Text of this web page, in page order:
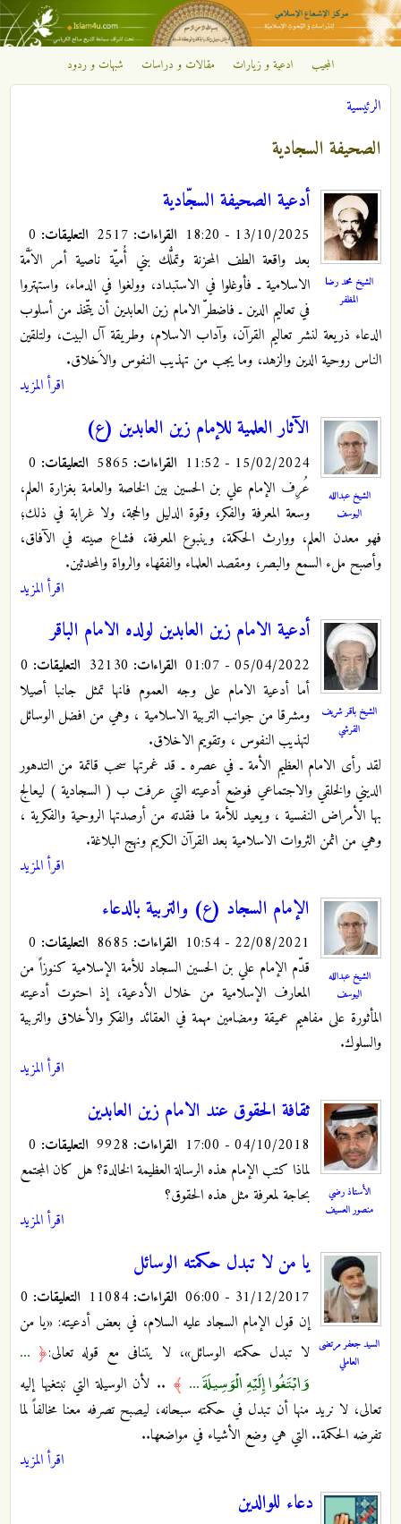
تجاوز إلى المحتوى الرئيسي
مركز
الإشعاع
الإسلامي
المجيب ادعية و زيارات مقالات و دراسات شبهات و ردود
أنت هنا
الرئيسية
الصحيفة السجادية
الشيخ محمد رضا
المظفر
أدعية الصحيفة السجّادية
13/10/2025 - 18:20 القراءات: التعليقات:
بعد واقعة الطف المحزنة وتملُّك بني أُميّة ناصية أمر الاَمَّة
الاسلامية ـ فأوغلوا في الاستبداد، وولغوا في الدماء، واستهتروا
في تعاليم الدين ـ فاضطرّ الامام زين العابدين أن يتّخذ من أسلوب
الدعاء ذريعة لنشر تعاليم القرآن، وآداب الاسلام، وطريقة آل البيت، ولتلقين
الناس روحية الدين والزهد، وما يجب من تهذيب النفوس والاَخلاق.
اقرأ المزيد
الشيخ عبدالله
اليوسف
الآثار العلمية للإمام زين العابدين (ع)
15/02/2024 - 11:52 القراءات: التعليقات:
عُرِف الإمام علي بن الحسين بين الخاصة والعامة بغزارة العلم،
وسعة المعرفة والفكر، وقوة الدليل والحجة، ولا غرابة في ذلك؛
فهو معدن العلم، ووارث الحكمة، وينبوع المعرفة، فشاع صيته في الآفاق،
وأصبح ملء السمع والبصر، ومقصد العلماء والفقهاء والرواة والمحدثين.
اقرأ المزيد
الشيخ باقر شريف
القرشي
أدعية الامام زين العابدين لولده الامام الباقر
05/04/2022 - 01:07 القراءات: التعليقات:
أما أدعية الامام على وجه العموم فانها تمثل جانبا أصيلا
ومشرقا من جوانب التربية الاسلامية ، وهي من افضل الوسائل
لتهذيب النفوس ، وتقويم الاخلاق.
لقد رأى الامام العظيم الأمة ـ في عصره ـ قد غمرتها سحب قاتمة من التدهور
الديني والخلقي والاجتماعي فوضع أدعيته التي عرفت ب ( السجادية ) ليعالج
بها الأمراض النفسية ، ويعيد للأمة ما فقدته من أرصدتها الروحية والفكرية ،
وهي من اثمن الثروات الاسلامية بعد القرآن الكريم ونهج البلاغة.
اقرأ المزيد
الشيخ عبدالله
اليوسف
الإمام السجاد (ع) والتربية بالدعاء
22/08/2021 - 10:54 القراءات: التعليقات:
قدّم الإمام علي بن الحسين السجاد للأمة الإسلامية كنوزاً من
المعارف الإسلامية من خلال الأدعية، إذ احتوت أدعيته
المأثورة على مفاهيم عميقة ومضامين مهمة في العقائد والفكر والأخلاق والتربية
والسلوك.
اقرأ المزيد
الأستاذ رضي
منصور العسيف
ثقافة الحقوق عند الامام زين العابدين
04/10/2018 - 17:00 القراءات: التعليقات:
لماذا كتب الإمام هذه الرسالة العظيمة الخالدة؟ هل كان المجتمع
بحاجة لمعرفة مثل هذه الحقوق؟
اقرأ المزيد
السيد جعفر مرتضى
العاملي
يا من لا تبدل حكمته الوسائل
31/12/2017 - 06:00 القراءات: التعليقات:
إن قول الإمام السجاد عليه السلام، في بعض أدعيته: «يا من
لا تبدل حكمته الوسائل»، لا يتنافى مع قوله تعالى:﴿ ...
وَابْتَغُوا إِلَيْهِ الْوَسِيلَةَ ... ﴾ .. لأن الوسيلة التي نبتغيها إليه
تعالى، لا نريد منها أن تبدل في حكمته سبحانه، ليصبح تصرفه معنا مخالفاً لما
تفرضه الحكمة.. التي هي وضع الأشياء في مواضعها..
اقرأ المزيد
دعاء للوالدين